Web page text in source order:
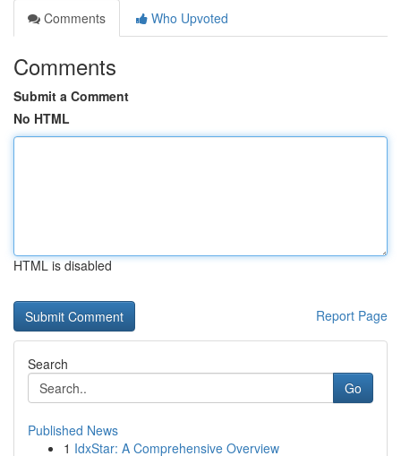
Comments
Who Upvoted
Comments
Submit a Comment
No HTML
HTML is disabled
Report Page
Search
Go
Published News
1 IdxStar: A Comprehensive Overview